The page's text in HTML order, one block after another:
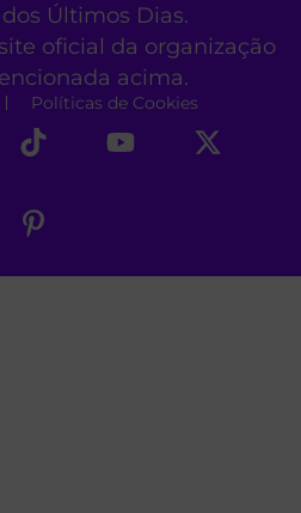
Últimos Dias.
oficial da organização
acima.
Políticas de Cookies